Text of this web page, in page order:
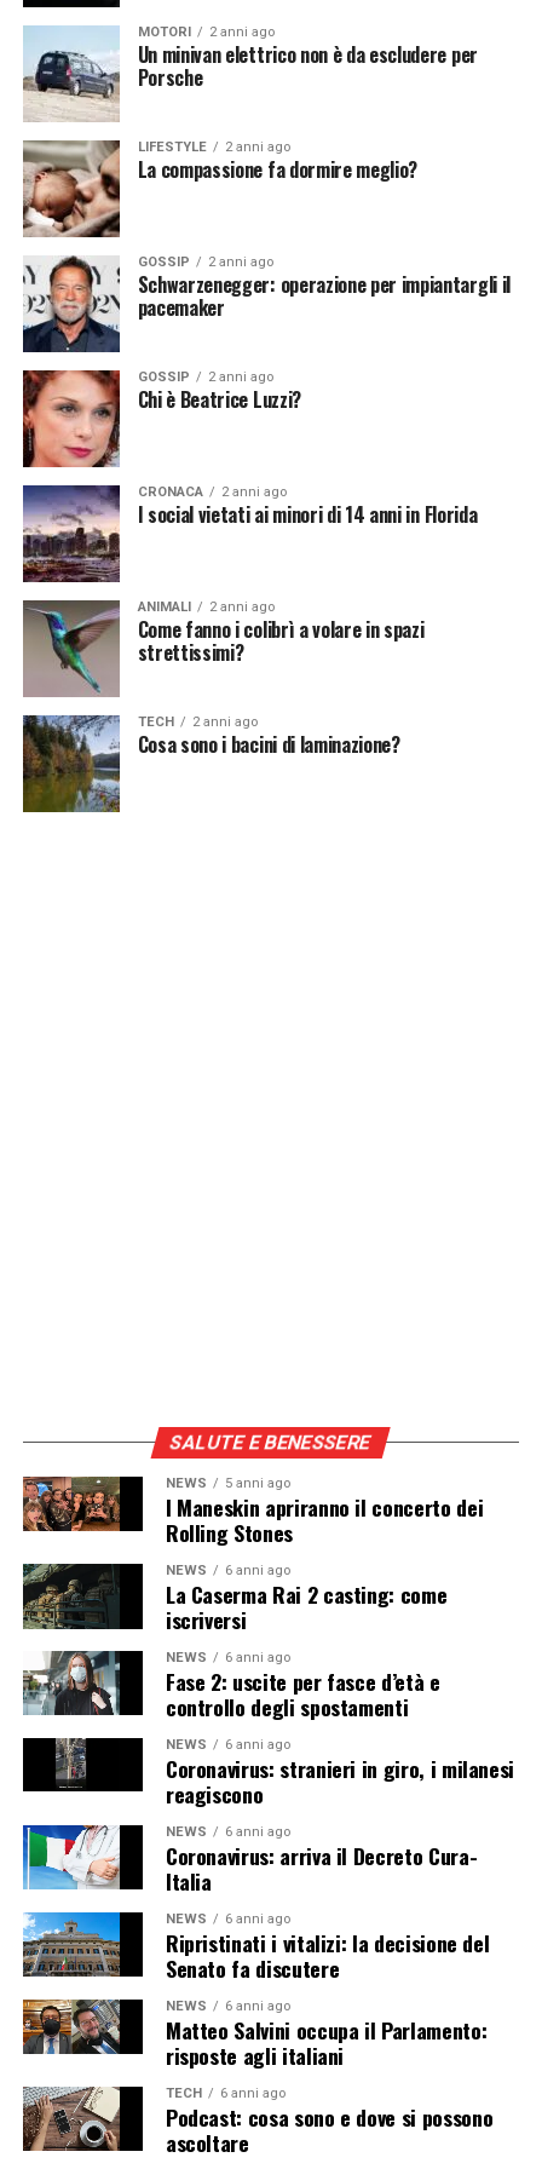
notizie del giorno? Iscriviti alla nostra Newsletter
notizie del giorno? Iscriviti alla nostra Newsletter
MOTORI 2 anni ago
Un minivan elettrico non è da escludere per
Porsche
LIFESTYLE 2 anni ago
La compassione fa dormire meglio?
GOSSIP 2 anni ago
Schwarzenegger: operazione per impiantargli il
pacemaker
GOSSIP 2 anni ago
Chi è Beatrice Luzzi?
CRONACA 2 anni ago
I social vietati ai minori di 14 anni in Florida
ANIMALI 2 anni ago
Come fanno i colibrì a volare in spazi
strettissimi?
TECH 2 anni ago
Cosa sono i bacini di laminazione?
SALUTE E BENESSERE
NEWS 5 anni ago
I Maneskin apriranno il concerto dei
Rolling Stones
NEWS 6 anni ago
La Caserma Rai 2 casting: come
iscriversi
NEWS 6 anni ago
Fase 2: uscite per fasce d’età e
controllo degli spostamenti
NEWS 6 anni ago
Coronavirus: stranieri in giro, i milanesi
reagiscono
NEWS 6 anni ago
Coronavirus: arriva il Decreto Cura-
Italia
NEWS 6 anni ago
Ripristinati i vitalizi: la decisione del
Senato fa discutere
NEWS 6 anni ago
Matteo Salvini occupa il Parlamento:
risposte agli italiani
TECH 6 anni ago
Podcast: cosa sono e dove si possono
ascoltare